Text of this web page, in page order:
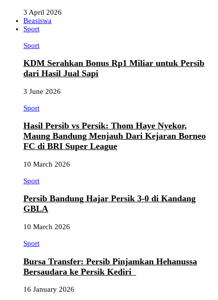
3 April 2026
Beasiswa
Sport
Sport
KDM Serahkan Bonus Rp1 Miliar untuk Persib
dari Hasil Jual Sapi
3 June 2026
Sport
Hasil Persib vs Persik: Thom Haye Nyekor,
Maung Bandung Menjauh Dari Kejaran Borneo
FC di BRI Super League
10 March 2026
Sport
Persib Bandung Hajar Persik 3-0 di Kandang
GBLA
10 March 2026
Sport
Bursa Transfer: Persib Pinjamkan Hehanussa
Bersaudara ke Persik Kediri
16 January 2026